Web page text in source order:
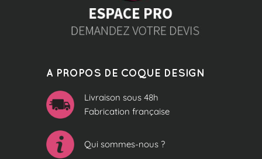
A PROPOS DE COQUE DESIGN
Livraison sous 48h
Fabrication française
Qui sommes-nous ?